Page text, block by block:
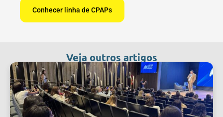
Conhecer linha de CPAPs
Veja outros artigos